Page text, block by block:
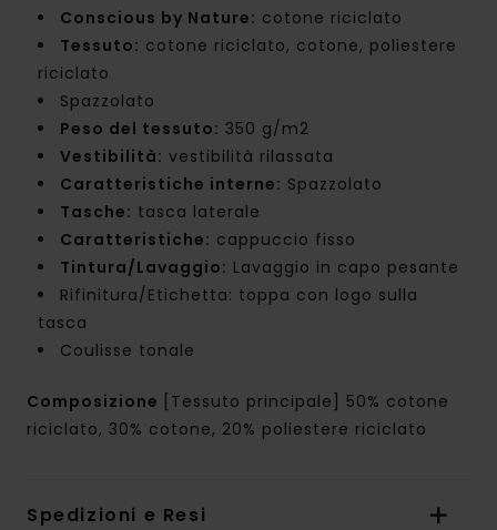
Conscious by Nature: cotone riciclato
Tessuto: cotone riciclato, cotone, poliestere
riciclato
Spazzolato
Peso del tessuto: 350 g/m2
Vestibilità: vestibilità rilassata
Caratteristiche interne: Spazzolato
Tasche: tasca laterale
Caratteristiche: cappuccio fisso
Tintura/Lavaggio: Lavaggio in capo pesante
Rifinitura/Etichetta: toppa con logo sulla
tasca
Coulisse tonale
Composizione
[Tessuto principale] 50% cotone
riciclato, 30% cotone, 20% poliestere riciclato
Spedizioni e Resi